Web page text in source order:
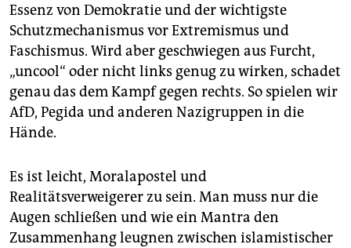
Essenz von Demokratie und der wichtigste
Schutzmechanismus vor Extremismus und
Faschismus. Wird aber geschwiegen aus Furcht,
„uncool“ oder nicht links genug zu wirken, schadet
genau das dem Kampf gegen rechts. So spielen wir
AfD, Pegida und anderen Nazigruppen in die
Hände.
Es ist leicht, Moralapostel und
Realitätsverweigerer zu sein. Man muss nur die
Augen schließen und wie ein Mantra den
Zusammenhang leugnen zwischen islamistischer